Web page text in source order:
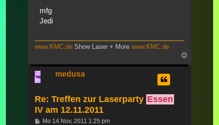
mfg
Jedi
www.KMC.de Show Laser + More www.KMC.de
oben
medusa
Re: Treffen zur Laserparty Essen
IV am 12.11.2011
Beitrag
Mo 14 Nov, 2011 1:25 pm